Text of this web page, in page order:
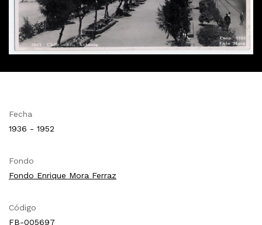
Fecha
1936 - 1952
Fondo
Fondo Enrique Mora Ferraz
Código
FB-005697